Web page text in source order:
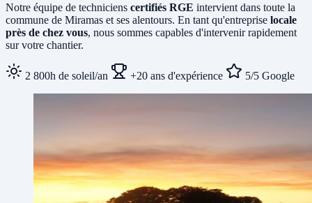
Notre équipe de techniciens certifiés RGE intervient dans toute la
commune de Miramas et ses alentours. En tant qu'entreprise locale
près de chez vous, nous sommes capables d'intervenir rapidement
sur votre chantier.
2 800h de soleil/an +20 ans d'expérience 5/5 Google